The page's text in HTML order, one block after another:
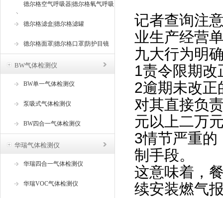
德尔格空气呼吸器|德尔格氧气呼吸
器
德尔格滤盒|德尔格滤罐
德尔格面罩|德尔格口罩|防护目镜
BW气体检测仪
BW单一气体检测仪
泵吸式气体检测仪
BW四合一气体检测仪
华瑞气体检测仪
华瑞四合一气体检测仪
华瑞VOC气体检测仪
记者查询注
业生产经营
九大行为明
1责令限期改
2逾期未改正
对其直接负
元以上二万
3情节严重的
制手段。
这意味着，
续安装燃气